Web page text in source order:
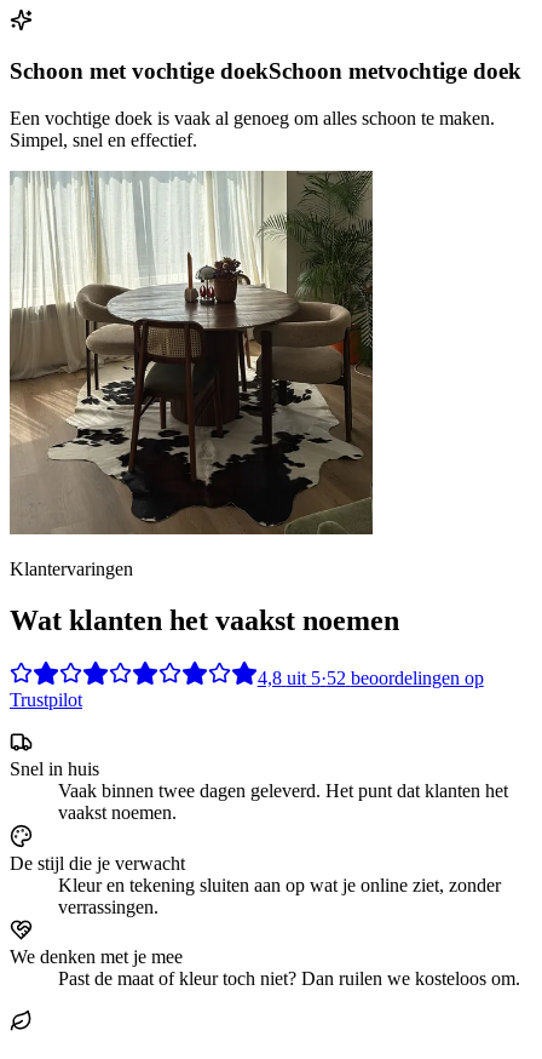
Schoon met vochtige doekSchoon metvochtige doek
Een vochtige doek is vaak al genoeg om alles schoon te maken.
Simpel, snel en effectief.
Klantervaringen
Wat klanten het vaakst noemen
4,8 uit5·52 beoordelingen op
Trustpilot
Snel in huis
Vaak binnen twee dagen geleverd. Het punt dat klanten het
vaakst noemen.
De stijl die je verwacht
Kleur en tekening sluiten aan op wat je online ziet, zonder
verrassingen.
We denken met je mee
Past de maat of kleur toch niet? Dan ruilen we kosteloos om.